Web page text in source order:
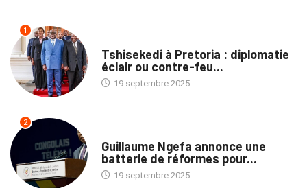
1
Tshisekedi à Pretoria : diplomatie
éclair ou contre-feu...
19 septembre 2025
2
Guillaume Ngefa annonce une
batterie de réformes pour...
19 septembre 2025